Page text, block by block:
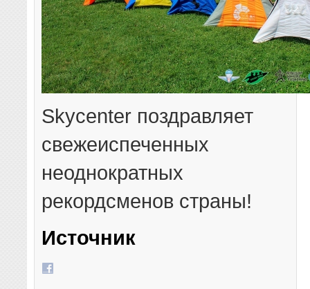
Skycenter поздравляет
свежеиспеченных
неоднократных
рекордсменов страны!
Источник